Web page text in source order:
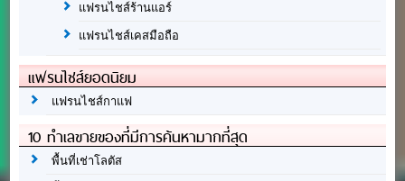
แฟรนไชส์ร้านแอร์
แฟรนไชส์เคสมือถือ
แฟรนไชส์ยอดนิยม
แฟรนไชส์กาแฟ
10 ทำเลขายของที่มีการค้นหามากที่สุด
พื้นที่เช่าโลตัส